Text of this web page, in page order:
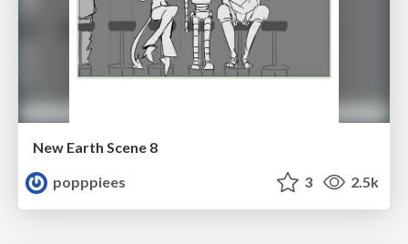
New Earth Scene 8
popppiees
3 2.5k